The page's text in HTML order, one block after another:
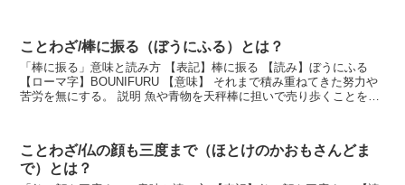
ことわざ/棒に振る（ぼうにふる）とは？
「棒に振る」意味と読み方 【表記】棒に振る 【読み】ぼうにふる
【ローマ字】BOUNIFURU 【意味】 それまで積み重ねてきた努力や
苦労を無にする。 説明 魚や青物を天秤棒に担いで売り歩くことを
ことわざ/仏の顔も三度まで（ほとけのかおもさんどま
で）とは？